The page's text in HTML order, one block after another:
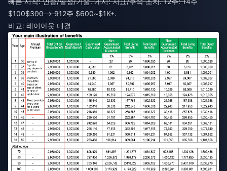
$100$300 → 912주 $600~$1K+.
비교: 레이아웃 대결